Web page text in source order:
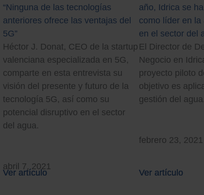
Ver artículo Ver artículo
Ver artículo Ver artículo
“Ninguna de las tecnologías
anteriores ofrece las ventajas del
5G”
Héctor J. Donat, CEO de la startup
valenciana especializada en 5G,
comparte en esta entrevista su
visión del presente y futuro de la
tecnología 5G, así como su
potencial disruptivo en el sector
del agua.
Ver artículo
abril 7, 2021
año, Idrica se
como líder en la
en el sector del
El Director de
Negocio en
proyecto piloto
objetivo es
gestión del agua.
Ver artículo
febrero 23, 2021